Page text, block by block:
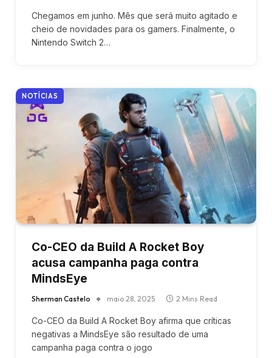
Chegamos em junho. Mês que será muito agitado e
cheio de novidades para os gamers. Finalmente, o
Nintendo Switch 2…
NOTÍCIAS
Co-CEO da Build A Rocket Boy
acusa campanha paga contra
MindsEye
Sherman Castelo maio 28, 2025 2 Mins Read
Co-CEO da Build A Rocket Boy afirma que críticas
negativas a MindsEye são resultado de uma
campanha paga contra o jogo